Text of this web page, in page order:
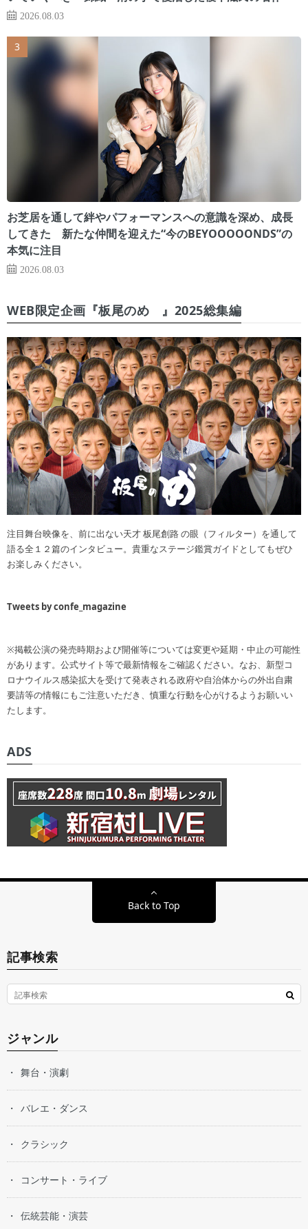
2026.08.03
お芝居を通して絆やパフォーマンスへの意識を深め、成長
してきた 新たな仲間を迎えた“今のBEYOOOOONDS”の
本気に注目
2026.08.03
WEB限定企画『板尾のめ゙』2025総集編
注目舞台映像を、前に出ない天才 板尾創路 の眼（フィルター）を通して
語る全１２篇のインタビュー。貴重なステージ鑑賞ガイドとしてもぜひ
お楽しみください。
Tweets by confe_magazine
※掲載公演の発売時期および開催等については変更や延期・中止の可能性
があります。公式サイト等で最新情報をご確認ください。なお、新型コ
ロナウイルス感染拡大を受けて発表される政府や自治体からの外出自粛
要請等の情報にもご注意いただき、慎重な行動を心がけるようお願いい
たします。
ADS
Back to Top
記事検索
ジャンル
舞台・演劇
バレエ・ダンス
クラシック
コンサート・ライブ
伝統芸能・演芸